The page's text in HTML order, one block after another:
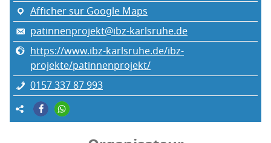
Afficher sur Google Maps
patinnenprojekt@ibz-karlsruhe.de
https://www.ibz-karlsruhe.de/ibz-
projekte/patinnenprojekt/
0157 337 87 993